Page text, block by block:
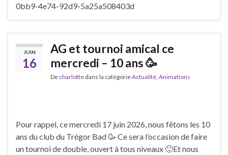
0bb9-4e74-92d9-5a25a508403d
JUIN
16
AG et tournoi amical ce
mercredi – 10 ans 🥳
De charlotte dans la catégorieActualité Animations
Pour rappel, ce mercredi 17 juin 2026, nous fêtons les 10
ans du club du Trégor Bad 🥳 Ce sera l’occasion de faire
un tournoi de double, ouvert à tous niveaux 🙂Et nous